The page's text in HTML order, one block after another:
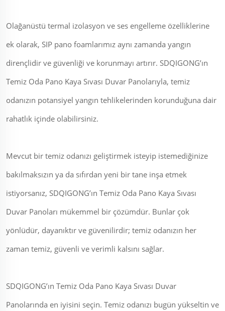
Olağanüstü termal izolasyon ve ses engelleme özelliklerine
ek olarak, SIP pano foamlarımız aynı zamanda yangın
dirençlidir ve güvenliği ve korunmayı artırır. SDQIGONG’ın
Temiz Oda Pano Kaya Sıvası Duvar Panolarıyla, temiz
odanızın potansiyel yangın tehlikelerinden korunduğuna dair
rahatlık içinde olabilirsiniz.
Mevcut bir temiz odanızı geliştirmek isteyip istemediğinize
bakılmaksızın ya da sıfırdan yeni bir tane inşa etmek
istiyorsanız, SDQIGONG’ın Temiz Oda Pano Kaya Sıvası
Duvar Panoları mükemmel bir çözümdür. Bunlar çok
yönlüdür, dayanıktır ve güvenilirdir; temiz odanızın her
zaman temiz, güvenli ve verimli kalsını sağlar.
SDQIGONG’ın Temiz Oda Pano Kaya Sıvası Duvar
Panolarında en iyisini seçin. Temiz odanızı bugün yükseltin ve